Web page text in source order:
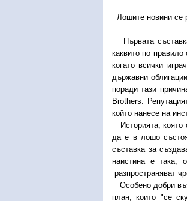
Лошите новини се
Първата
каквито по
когато всички
държавни
поради тази
Brothers.
който нанесе на
Историята, която
да е в лошо
съставка за
наистина е така,
разпространяват
Особено добри
план, които "се